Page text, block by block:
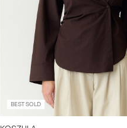
BEST SOLD